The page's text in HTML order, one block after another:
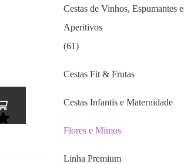
Cestas de Vinhos, Espumantes e
Aperitivos
(61)
Cestas Fit & Frutas
Cestas Infantis e Maternidade
Flores e Mimos
Linha Premium